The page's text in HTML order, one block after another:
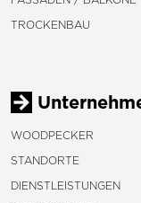
TROCKENBAU
WOODPECKER
STANDORTE
DIENSTLEISTUNGEN